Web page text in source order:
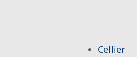
Cellier